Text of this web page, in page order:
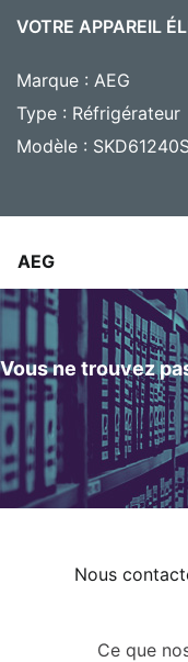
VOTRE APPAREIL
Marque : AEG
Type : Réfrigérateur
Modèle :
AEG
Vous ne trouvez
Nous
Ce que